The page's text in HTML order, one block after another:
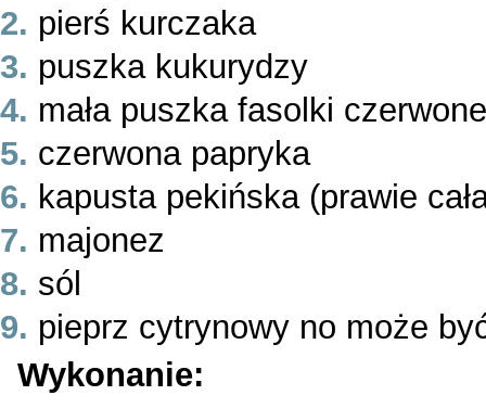
pierś kurczaka
puszka kukurydzy
mała puszka fasolki
czerwona papryka
kapusta pekińska (prawie
majonez
sól
pieprz cytrynowy no może
Wykonanie: